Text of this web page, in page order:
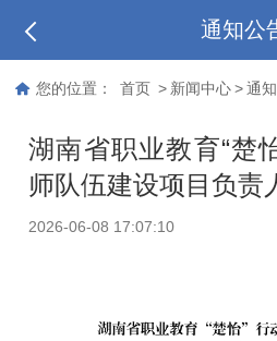
通知公
您的位置： 首页 > 新闻中心 > 通
湖南省职业教育“楚
师队伍建设项目负责
2026-06-08 17:07:10